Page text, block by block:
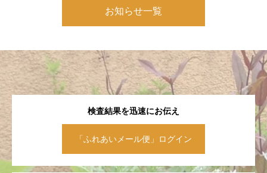
お知らせ一覧
検査結果を迅速にお伝え
「ふれあいメール便」ログイン